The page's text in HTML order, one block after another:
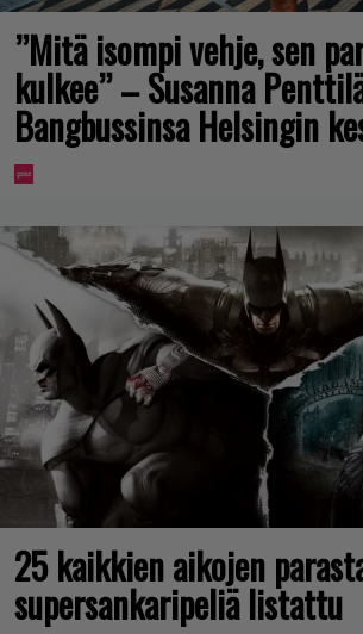
”Mitä isompi vehje, sen
kulkee” – Susanna
Bangbussinsa Helsingin
25 kaikkien aikojen
supersankaripeliä listattu